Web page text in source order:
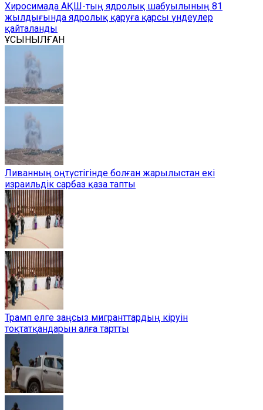
Хиросимада АҚШ-тың ядролық шабуылының 81
жылдығында ядролық қаруға қарсы үндеулер
қайталанды
ҰСЫНЫЛҒАН
Ливанның оңтүстігінде болған жарылыстан екі
израильдік сарбаз қаза тапты
Трамп елге заңсыз мигранттардың кіруін
тоқтатқандарын алға тартты